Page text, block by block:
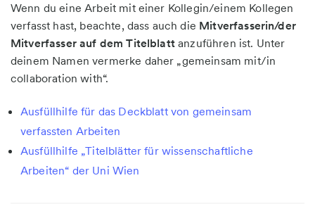
Wenn du eine Arbeit mit einer Kollegin/einem Kollegen
verfasst hast, beachte, dass auch die Mitverfasserin/der
Mitverfasser auf dem Titelblattanzuführen ist. Unter
deinem Namen vermerke daher „gemeinsam mit/in
collaboration with“.
Ausfüllhilfe für das Deckblatt von gemeinsam
verfassten Arbeiten
Ausfüllhilfe „Titelblätter für wissenschaftliche
Arbeiten“ der Uni Wien